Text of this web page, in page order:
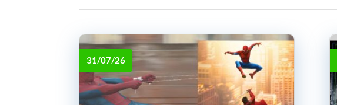
31/07/26